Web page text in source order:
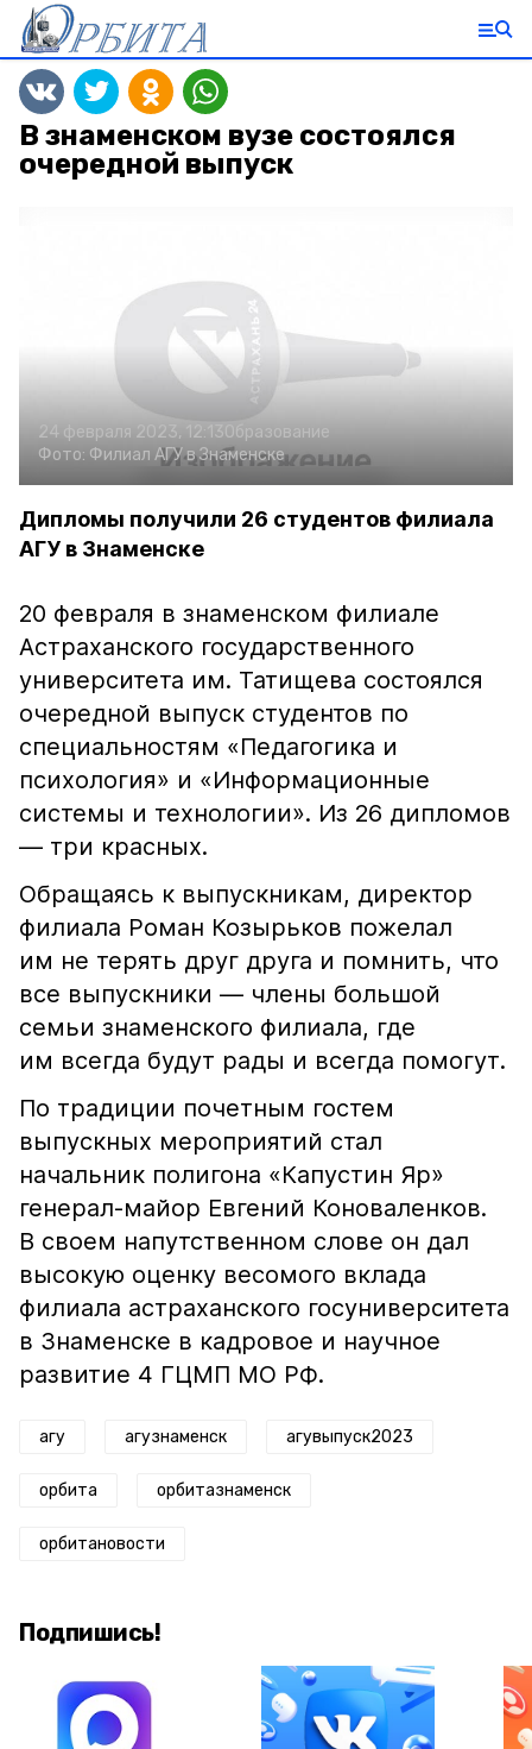
В знаменском вузе состоялся
очередной выпуск
24 февраля 2023, 12:13Образование
Фото: Филиал АГУ в Знаменске
Дипломы получили 26 студентов филиала
АГУ в Знаменске
20 февраля в знаменском филиале
Астраханского государственного
университета им. Татищева состоялся
очередной выпуск студентов по
специальностям «Педагогика и
психология» и «Информационные
системы и технологии». Из 26 дипломов
— три красных.
Обращаясь к выпускникам, директор
филиала Роман Козырьков пожелал
им не терять друг друга и помнить, что
все выпускники — члены большой
семьи знаменского филиала, где
им всегда будут рады и всегда помогут.
По традиции почетным гостем
выпускных мероприятий стал
начальник полигона «Капустин Яр»
генерал-майор Евгений Коноваленков.
В своем напутственном слове он дал
высокую оценку весомого вклада
филиала астраханского госуниверситета
в Знаменске в кадровое и научное
развитие 4 ГЦМП МО РФ.
агу агузнаменск агувыпуск2023
орбита орбитазнаменск
орбитановости
Подпишись!